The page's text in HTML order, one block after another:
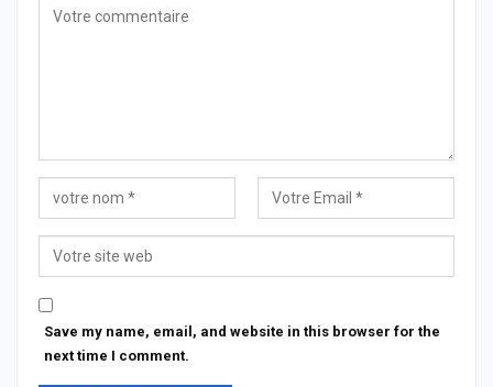
Save my name, email, and website in this browser for the
next time I comment.